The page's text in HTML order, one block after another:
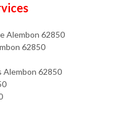
Alembon 62850
62850
Alembon 62850